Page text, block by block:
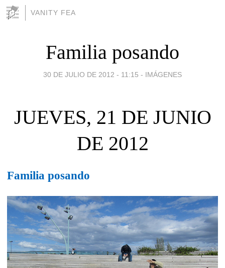
VANITY FEA
Familia posando
30 DE JULIO DE 2012 - 11:15 - IMÁGENES
JUEVES, 21 DE JUNIO
DE 2012
Familia posando